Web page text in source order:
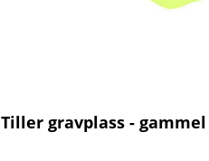
Tiller gravplass - gammel